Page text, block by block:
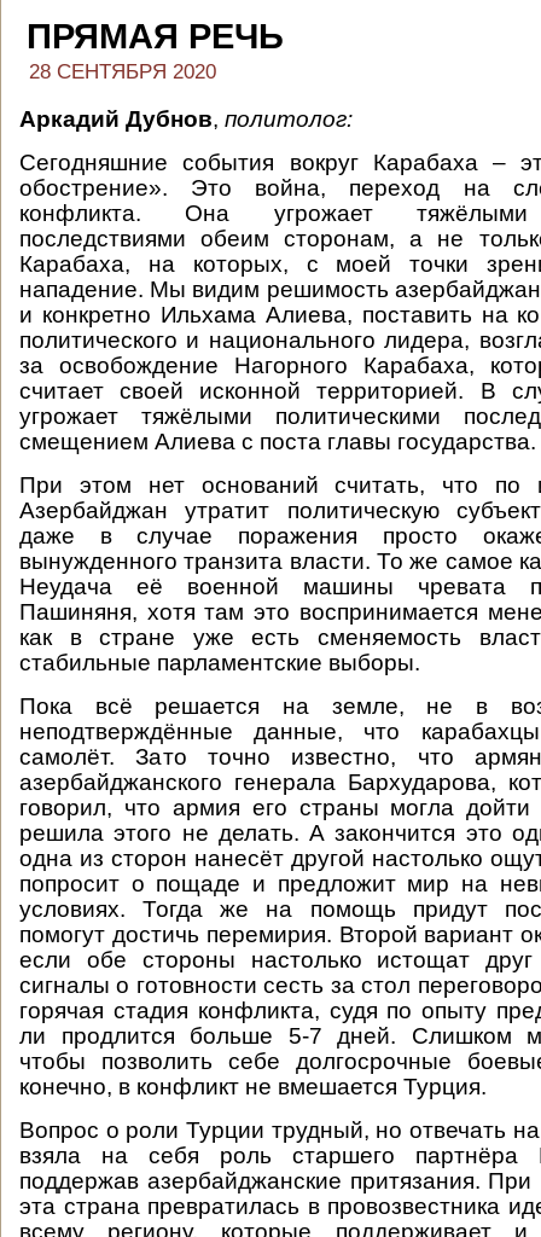
ПРЯМАЯ РЕЧЬ
28 СЕНТЯБРЯ 2020
Аркадий Дубнов, политолог:
Сегодняшние события вокруг Карабаха –
обострение». Это война, переход на
конфликта. Она угрожает тяжёлыми
последствиями обеим сторонам, а не
Карабаха, на которых, с моей точки
нападение. Мы видим решимость
и конкретно Ильхама Алиева, поставить на
политического и национального лидера,
за освобождение Нагорного Карабаха,
считает своей исконной территорией. В
угрожает тяжёлыми политическими
смещением Алиева с поста главы государства.
При этом нет оснований считать, что по
Азербайджан утратит политическую
даже в случае поражения просто
вынужденного транзита власти. То же самое
Неудача её военной машины чревата
Пашиняня, хотя там это воспринимается
как в стране уже есть сменяемость
стабильные парламентские выборы.
Пока всё решается на земле, не в
неподтверждённые данные, что
самолёт. Зато точно известно, что
азербайджанского генерала Бархударова,
говорил, что армия его страны могла
решила этого не делать. А закончится это
одна из сторон нанесёт другой настолько
попросит о пощаде и предложит мир на
условиях. Тогда же на помощь придут
помогут достичь перемирия. Второй вариант
если обе стороны настолько истощат
сигналы о готовности сесть за стол
горячая стадия конфликта, судя по опыту
ли продлится больше 5-7 дней. Слишком
чтобы позволить себе долгосрочные
конечно, в конфликт не вмешается Турция.
Вопрос о роли Турции трудный, но отвечать
взяла на себя роль старшего партнёра
поддержав азербайджанские притязания.
эта страна превратилась в провозвестника
всему региону, которые поддерживает и